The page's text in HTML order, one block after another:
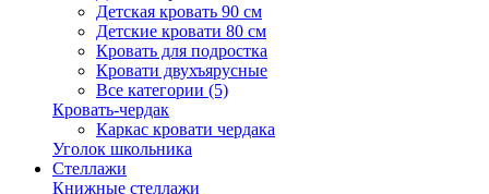
Детская кровать 90 см
Детские кровати 80 см
Кровать для подростка
Кровати двухъярусные
Все категории (5)
Кровать-чердак
Каркас кровати чердака
Уголок школьника
Стеллажи
Книжные стеллажи